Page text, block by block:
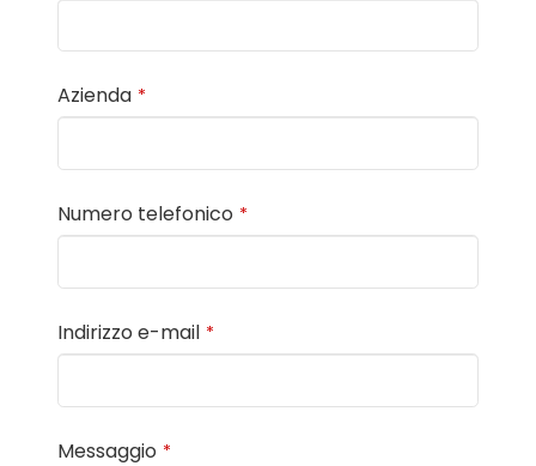
Azienda *
Numero telefonico *
Indirizzo e-mail *
Messaggio *